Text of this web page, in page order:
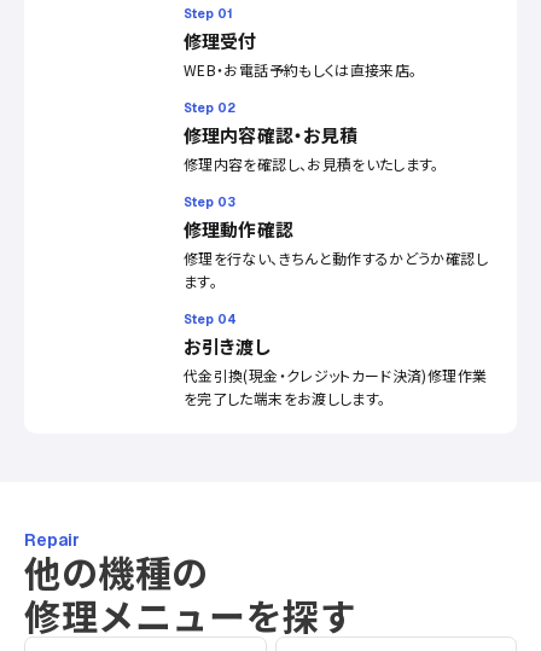
Step 01
修理受付
WEB・お電話予約もしくは直接来店。
Step 02
修理内容確認・お見積
修理内容を確認し、お見積をいたします。
Step 03
修理動作確認
修理を行ない、きちんと動作するかどうか確認し
ます。
Step 04
お引き渡し
代金引換(現金・クレジットカード決済)修理作業
を完了した端末をお渡しします。
Repair
他の機種の
修理メニューを探す